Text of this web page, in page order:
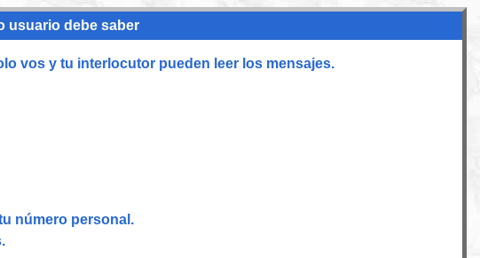
usuario debe saber
vos y tu interlocutor pueden leer los mensajes.
número personal.